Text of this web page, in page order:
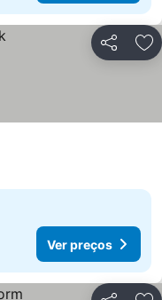
Partilhar
Ver preços